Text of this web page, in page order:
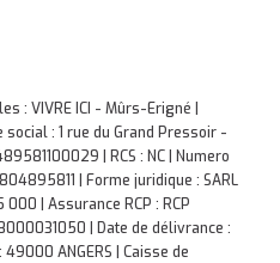
: VIVRE ICI - Mûrs-Erigné |
: 1 rue du Grand Pressoir -
| RCS : NC | Numero
| Forme juridique : SARL
| Assurance RCP : RCP
| Date de délivrance :
ANGERS | Caisse de